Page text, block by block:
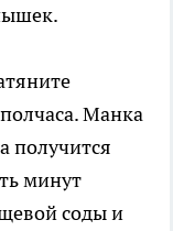
Манка
получится
минут
соды и